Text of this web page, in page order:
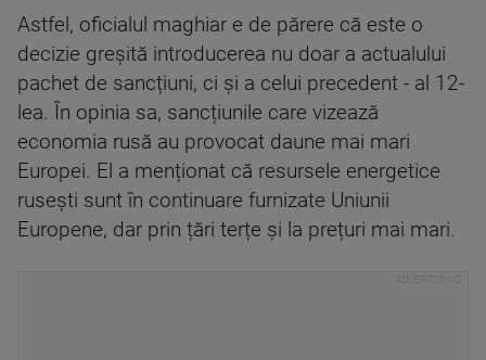
Astfel, oficialul maghiar e de părere că este o
decizie greșită introducerea nu doar a actualului
pachet de sancțiuni, ci și a celui precedent - al 12-
lea. În opinia sa, sancțiunile care vizează
economia rusă au provocat daune mai mari
Europei. El a menționat că resursele energetice
rusești sunt în continuare furnizate Uniunii
Europene, dar prin țări terțe și la prețuri mai mari.